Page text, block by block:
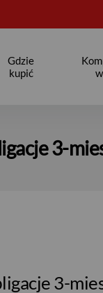
Gdzie
kupić
3-
3-